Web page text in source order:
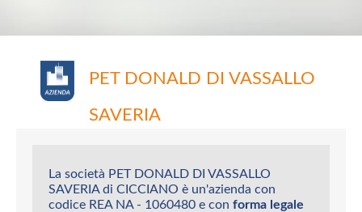
PET DONALD DI VASSALLO
SAVERIA
La società PET DONALD DI VASSALLO
SAVERIA di CICCIANO è un'azienda con
codice REA NA - 1060480 e con forma legale